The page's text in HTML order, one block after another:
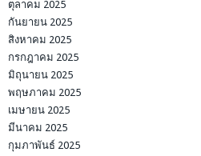
ตุลาคม 2025
กันยายน 2025
สิงหาคม 2025
กรกฎาคม 2025
มิถุนายน 2025
พฤษภาคม 2025
เมษายน 2025
มีนาคม 2025
กุมภาพันธ์ 2025